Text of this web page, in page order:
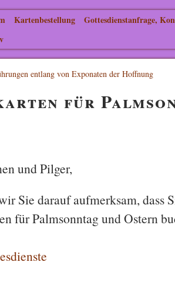
Kartenbestellung
Gottesdienstanfrage,
entlang von Exponaten der Hoffnung
für
und Pilger,
Sie darauf aufmerksam, dass
für Palmsonntag und Ostern